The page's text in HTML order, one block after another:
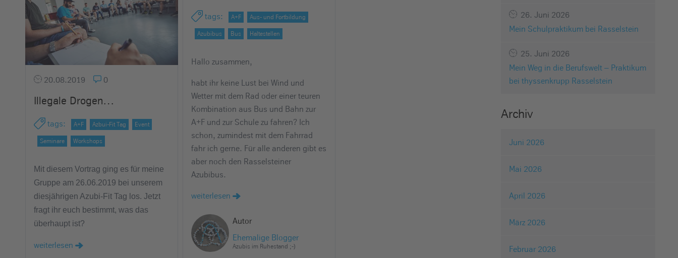
20.08.2019 0
Illegale Drogen…
tags: A+F Azbui-Fit Tag Event
Seminare Workshops
Mit diesem Vortrag ging es für meine
Gruppe am 26.06.2019 bei unserem
diesjährigen Azubi-Fit Tag los. Jetzt
fragt ihr euch bestimmt, was das
überhaupt ist?
weiterlesen
tags: A+F Aus- und Fortbildung
Azubibus Bus Haltestellen
Hallo zusammen,
habt ihr keine Lust bei Wind und
Wetter mit dem Rad oder einer teuren
Kombination aus Bus und Bahn zur
A+F und zur Schule zu fahren? Ich
schon, zumindest mit dem Fahrrad
fahr ich gerne. Für alle anderen gibt es
aber noch den Rasselsteiner
Azubibus.
weiterlesen
Autor
Ehemalige Blogger
Azubis im Ruhestand ;-)
26. Juni 2026
Mein Schulpraktikum bei Rasselstein
25. Juni 2026
Mein Weg in die Berufswelt – Praktikum
bei thyssenkrupp Rasselstein
Archiv
Juni 2026
Mai 2026
April 2026
März 2026
Februar 2026